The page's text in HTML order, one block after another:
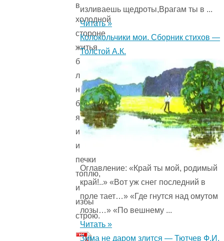
в
холодной
стороне
житья
бы
людям
не
было;
я
им
и
печки
топлю,
и
избы
строю.
изливаешь щедроты,Врагам ты в ...
Читать »
Колокольчики мои. Сборник стихов —
Толстой А.К.
Оглавление: «Край ты мой, родимый
край!..» «Вот уж снег последний в
поле тает…» «Где гнутся над омутом
лозы…» «По вешнему ...
Читать »
Зима не даром злится — Тютчев Ф.И.